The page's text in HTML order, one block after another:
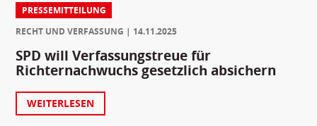
PRESSEMITTEILUNG
RECHT UND VERFASSUNG
14.11.2025
SPD will Verfassungstreue für
Richternachwuchs gesetzlich absichern
WEITERLESEN